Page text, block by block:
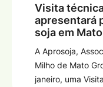
Visita
apresentará
soja em
A Aprosoja,
Milho de Mato
janeiro, uma